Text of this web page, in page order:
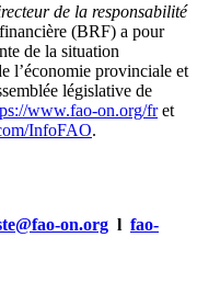
de la responsabilité
(BRF) a pour
de la situation
l’économie provinciale et
législative de
www.fao-on.org/fret
InfoFAO.
on.org l fao-